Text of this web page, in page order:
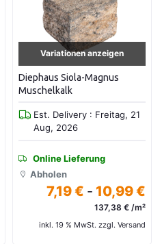
Variationen anzeigen
Diephaus Siola-Magnus
Muschelkalk
Est. Delivery : Freitag, 21
Aug, 2026
Online Lieferung
Abholen
7,19 € - 10,99 €
137,38 € /m²
inkl. 19 % MwSt. zzgl. Versand